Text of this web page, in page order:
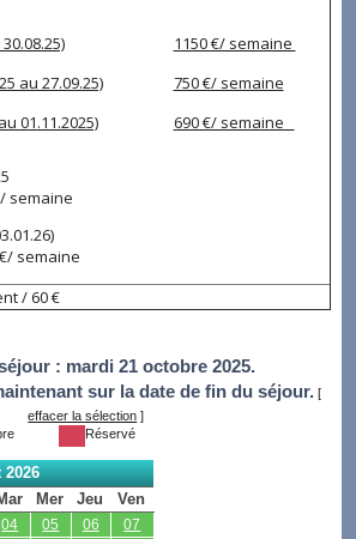
1150 €/ semaine
au 27.09.25)
750 €/ semaine
01.11.2025)
690 €/ semaine
au 20.12.25
au 03.01.26)
/ 60 €
: mardi 21 octobre 2025.
sur la date de fin du séjour. [
effacer la sélection ]
Réservé
2026
Mer Jeu Ven
04 05 06
07